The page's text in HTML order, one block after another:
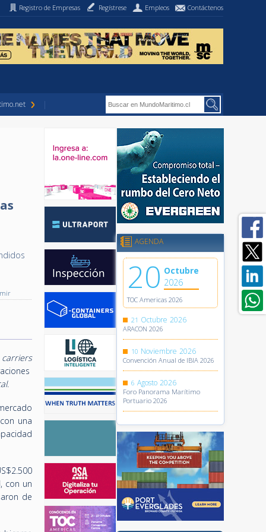
Registro de Empresas Regístrese Empleos Contáctenos
.
una
con un
de
AGENDA
20 Octubre
2026
TOC Americas 2026
21 Octubre 2026
ARACON 2026
10 Noviembre 2026
Convención Anual de IBIA 2026
6 Agosto 2026
Foro Panorama Marítimo
Portuario 2026